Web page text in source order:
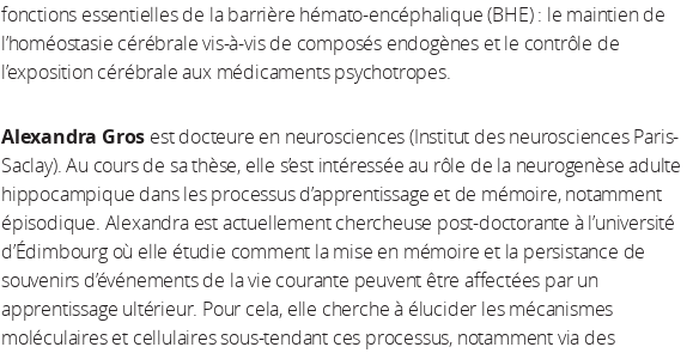
fonctions essentielles de la barrière hémato-encéphalique (BHE) : le maintien de
l’homéostasie cérébrale vis-à-vis de composés endogènes et le contrôle de
l’exposition cérébrale aux médicaments psychotropes.
Alexandra Gros est docteure en neurosciences (Institut des neurosciences Paris-
Saclay). Au cours de sa thèse, elle s’est intéressée au rôle de la neurogenèse adulte
hippocampique dans les processus d’apprentissage et de mémoire, notamment
épisodique. Alexandra est actuellement chercheuse post-doctorante à l’université
d’Édimbourg où elle étudie comment la mise en mémoire et la persistance de
souvenirs d’événements de la vie courante peuvent être affectées par un
apprentissage ultérieur. Pour cela, elle cherche à élucider les mécanismes
moléculaires et cellulaires sous-tendant ces processus, notamment via des